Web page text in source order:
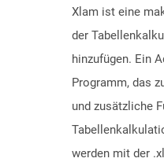
Xlam ist eine
der
hinzufügen. Ein
Programm, das
und zusätzliche
werden mit der